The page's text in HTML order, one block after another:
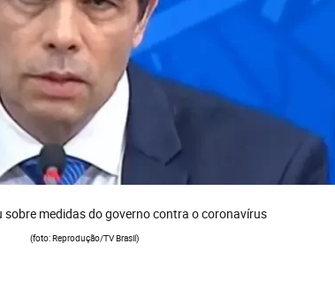
sobre medidas do governo contra o coronavírus
(foto: Reprodução/TV Brasil)